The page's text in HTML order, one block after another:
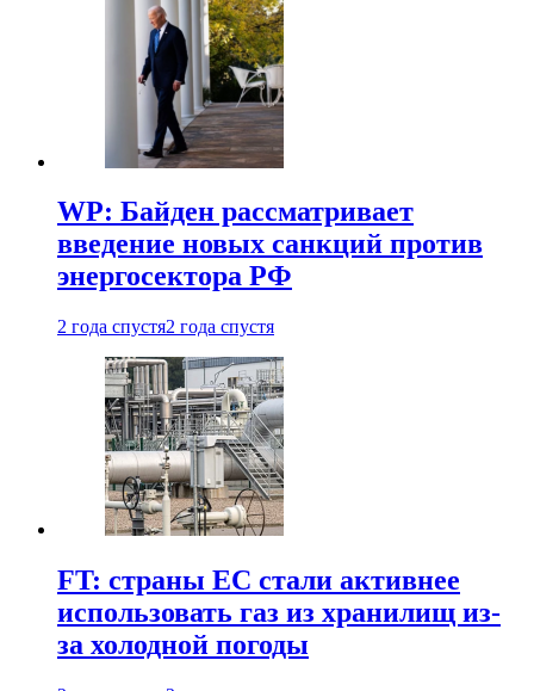
WP: Байден рассматривает
введение новых санкций против
энергосектора РФ
2 года спустя2 года спустя
FT: страны ЕС стали активнее
использовать газ из хранилищ из-
за холодной погоды